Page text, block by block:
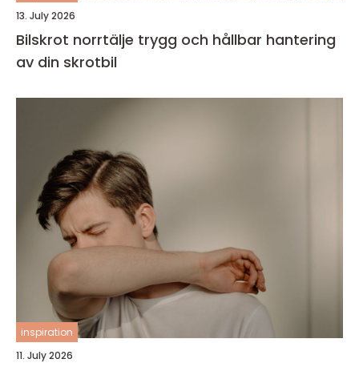
13. July 2026
Bilskrot norrtälje trygg och hållbar hantering
av din skrotbil
inspiration
11. July 2026